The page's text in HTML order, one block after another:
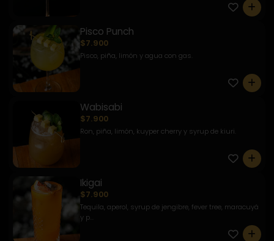
0
Pisco Punch
$7.900
Pisco, piña, limón y agua con gas.
0
Wabisabi
$7.900
Ron, piña, limón, kuyper cherry y syrup de kiuri.
0
Ikigai
$7.900
Tequila, aperol, syrup de jengibre, fever tree, maracuyá
y p...
0